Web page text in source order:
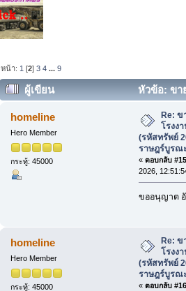
หน้า: 1 [2]3 4 ...9
ผู้เขียน
หัวข้อ: ขา
(รหัสทรัพย์ 202513) แขวงราษฎร์บูรณะ
homeline
Hero Member
กระทู้: 45000
Re:
โรงง
(รหัสทรัพย์
ราษฎร์บูรณ
« ตอบกลับ
2026,
ขออนุญาต
homeline
Hero Member
กระทู้: 45000
Re:
โรงง
(รหัสทรัพย์
ราษฎร์บูรณ
« ตอบกลับ